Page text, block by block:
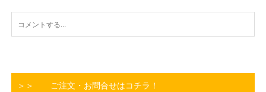
＞＞ ご注文・お問合せはコチラ！